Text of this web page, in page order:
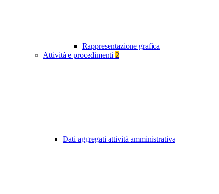
Rappresentazione grafica
Attività e procedimenti 2
Dati aggregati attività amministrativa